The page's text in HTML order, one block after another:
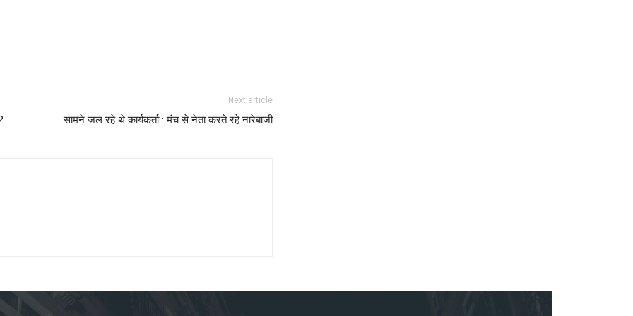
Next article
सामने जल रहे थे कार्यकर्ता : मंच से नेता करते रहे नारेबाजी